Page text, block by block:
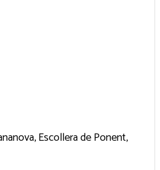
Escollera de Ponent,